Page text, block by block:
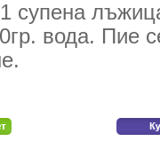
1 супена
вода. Пие